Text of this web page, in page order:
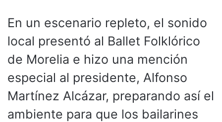
En un escenario repleto, el sonido
local presentó al Ballet Folklórico
de Morelia e hizo una mención
especial al presidente, Alfonso
Martínez Alcázar, preparando así el
ambiente para que los bailarines